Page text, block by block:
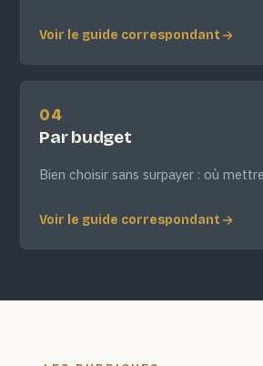
Voir le guide correspondant
04
Par budget
Bien choisir sans surpayer : où
Voir le guide correspondant